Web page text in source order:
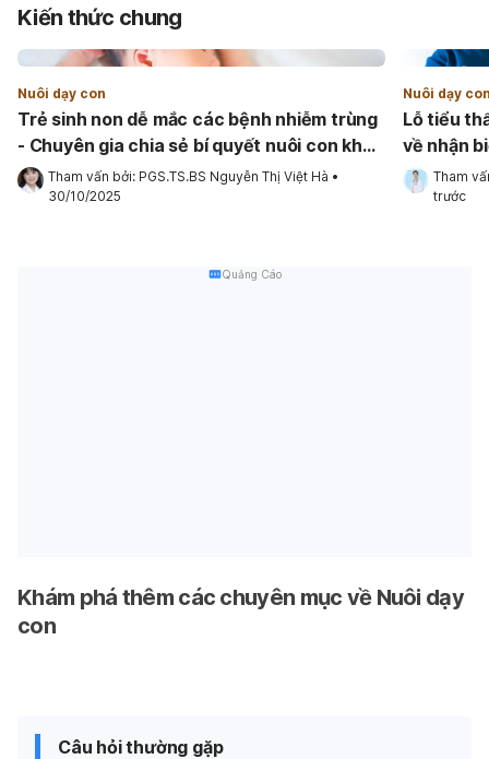
Kiến thức chung
Nuôi dạy con
Trẻ sinh non dễ mắc các bệnh nhiễm trùng
- Chuyên gia chia sẻ bí quyết nuôi con khỏe
mạnhTham vấn bởi: PGS.TS.BS Nguyễn Thị Việt Hà •
30/10/2025
Nuôi dạy
Lỗ tiểu
về nhận
Tham
trước
Quảng Cáo
Khám phá thêm các chuyên mục về Nuôi dạy
con
Câu hỏi thường gặp